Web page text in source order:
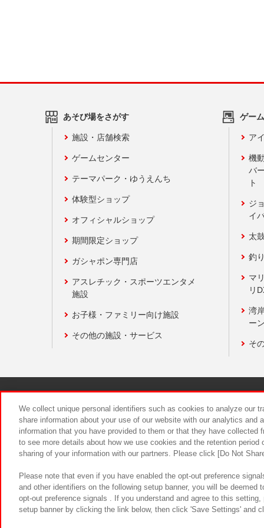
あそび場をさがす
施設・店舗検索
ゲームセンター
テーマパーク・ゆうえんち
体験型ショップ
オフィシャルショップ
期間限定ショップ
ガシャポン専門店
アスレチック・スポーツエンタメ
施設
お子様・ファミリー向け施設
その他の施設・サービス
ゲー
ア
機
バ
ト
ジ
イ
太
釣
マ
リ
湾
ー
そ
食品のご
We collect unique personal identifiers such as cookies to analyze our
share information about your use of our website with our analytics and
information that you have provided to them or that they have
to see more details about how we use cookies and the retention
sharing of your information with our partners. Please click [Do Not
Please note that even if you have enabled the opt-out preference
and other identifiers on the following setup banner, you will be
opt-out preference signals . If you understand and agree to this
setup banner by clicking the link below, then click 'Save Settings' and